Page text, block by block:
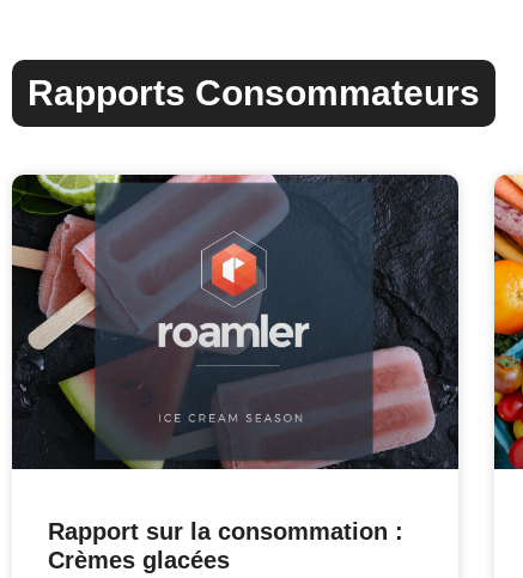
Rapports Consommateurs
Rapport sur la consommation :
Crèmes glacées